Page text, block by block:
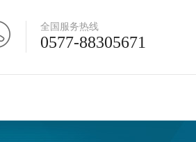
全国服务热线
0577-88305671